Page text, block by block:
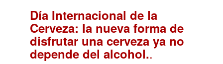
Día Internacional de la
Cerveza: la nueva forma de
disfrutar una cerveza ya no
depende del alcohol..